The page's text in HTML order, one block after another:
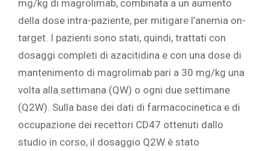
mg/kg di magrolimab, combinata a un aumento
della dose intra-paziente, per mitigare l’anemia on-
target. I pazienti sono stati, quindi, trattati con
dosaggi completi di azacitidina e con una dose di
mantenimento di magrolimab pari a 30 mg/kg una
volta alla settimana (QW) o ogni due settimane
(Q2W). Sulla base dei dati di farmacocinetica e di
occupazione dei recettori CD47 ottenuti dallo
studio in corso, il dosaggio Q2W è stato